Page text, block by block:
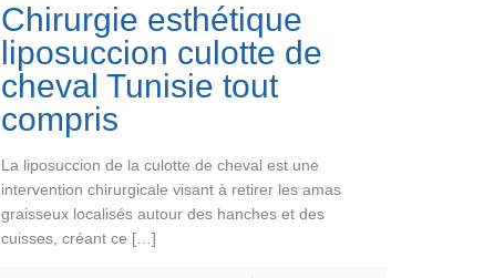
Chirurgie esthétique
liposuccion culotte de
cheval Tunisie tout
compris
La liposuccion de la culotte de cheval est une
intervention chirurgicale visant à retirer les amas
graisseux localisés autour des hanches et des
cuisses, créant ce […]